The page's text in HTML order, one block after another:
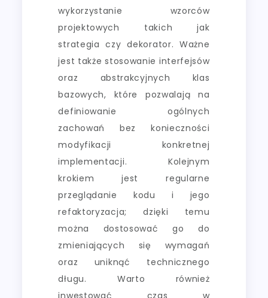
wykorzystanie wzorców
projektowych takich jak
strategia czy dekorator. Ważne
jest także stosowanie interfejsów
oraz abstrakcyjnych klas
bazowych, które pozwalają na
definiowanie ogólnych
zachowań bez konieczności
modyfikacji konkretnej
implementacji. Kolejnym
krokiem jest regularne
przeglądanie kodu i jego
refaktoryzacja; dzięki temu
można dostosować go do
zmieniających się wymagań
oraz uniknąć technicznego
długu. Warto również
inwestować czas w